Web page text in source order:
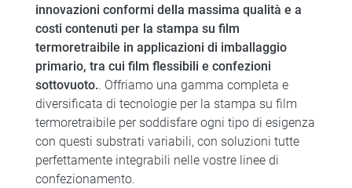
innovazioni conformi della massima qualità e a
costi contenuti per la stampa su film
termoretraibile in applicazioni di imballaggio
primario, tra cui film flessibili e confezioni
sottovuoto.. Offriamo una gamma completa e
diversificata di tecnologie per la stampa su film
termoretraibile per soddisfare ogni tipo di esigenza
con questi substrati variabili, con soluzioni tutte
perfettamente integrabili nelle vostre linee di
confezionamento.